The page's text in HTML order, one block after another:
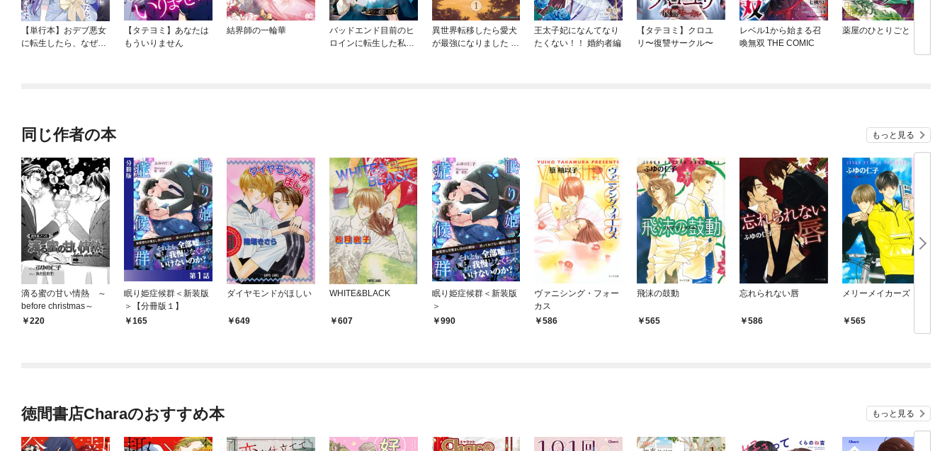
【単行本】おデブ悪女
に転生したら、なぜか
【タテヨミ】あなたは
もういりません
結界師の一輪華
バッドエンド目前のヒ
ロインに転生した私、
異世界転移したら愛犬
が最強になりました ～
王太子妃になんてなり
たくない！！ 婚約者編
【タテヨミ】クロユ
リ〜復讐サークル〜
レベル1から始まる召
喚無双 THE COMIC
薬屋のひとりごと
同じ作者の本 もっと見る
滴る蜜の甘い情熱 ～
before christmas～
220
眠り姫症候群＜新装版
＞【分冊版１】
165
ダイヤモンドがほしい
649
WHITE&BLACK
607
眠り姫症候群＜新装版
＞
990
ヴァニシング・フォー
カス
586
飛沫の鼓動
565
忘れられない唇
586
メリーメイカーズ
565
徳間書店Charaのおすすめ本 もっと見る